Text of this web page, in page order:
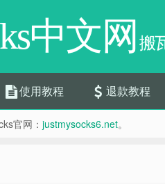
中文网 搬
使用教程 退款教程
官网： justmysocks6.net。